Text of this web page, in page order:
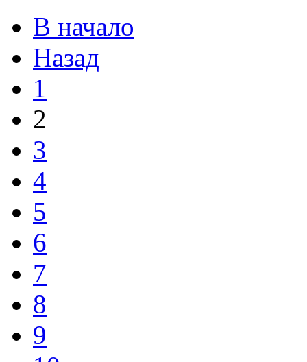
В начало
Назад
1
2
3
4
5
6
7
8
9